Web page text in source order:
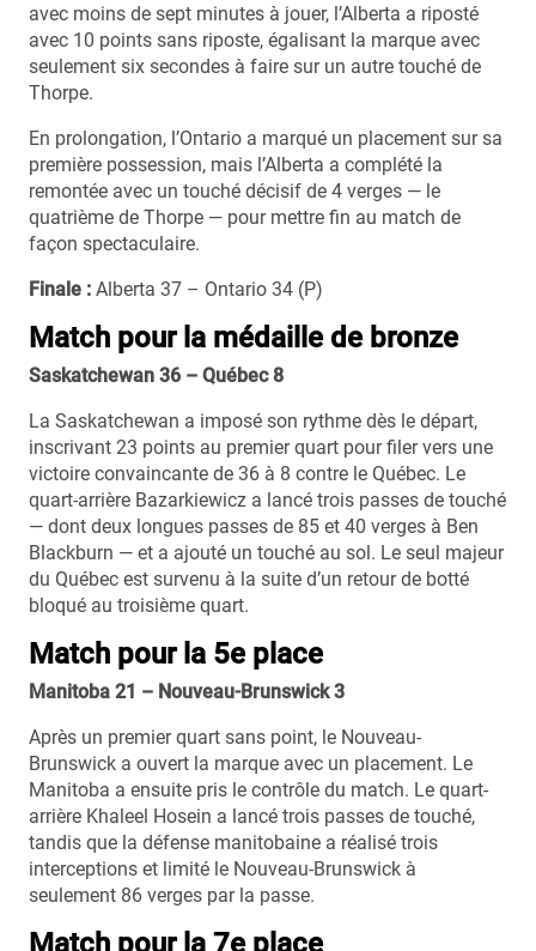
avec moins de sept minutes à jouer, l’Alberta a riposté
avec 10 points sans riposte, égalisant la marque avec
seulement six secondes à faire sur un autre touché de
Thorpe.
En prolongation, l’Ontario a marqué un placement sur sa
première possession, mais l’Alberta a complété la
remontée avec un touché décisif de 4 verges — le
quatrième de Thorpe — pour mettre fin au match de
façon spectaculaire.
Finale : Alberta 37 – Ontario 34 (P)
Match pour la médaille de bronze
Saskatchewan 36 – Québec 8
La Saskatchewan a imposé son rythme dès le départ,
inscrivant 23 points au premier quart pour filer vers une
victoire convaincante de 36 à 8 contre le Québec. Le
quart-arrière Bazarkiewicz a lancé trois passes de touché
— dont deux longues passes de 85 et 40 verges à Ben
Blackburn — et a ajouté un touché au sol. Le seul majeur
du Québec est survenu à la suite d’un retour de botté
bloqué au troisième quart.
Match pour la 5e place
Manitoba 21 – Nouveau-Brunswick 3
Après un premier quart sans point, le Nouveau-
Brunswick a ouvert la marque avec un placement. Le
Manitoba a ensuite pris le contrôle du match. Le quart-
arrière Khaleel Hosein a lancé trois passes de touché,
tandis que la défense manitobaine a réalisé trois
interceptions et limité le Nouveau-Brunswick à
seulement 86 verges par la passe.
Match pour la 7e place